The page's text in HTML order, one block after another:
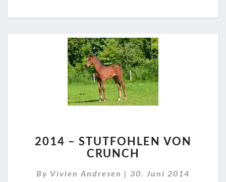
–
STUTFOHLEN
CRUNCH
2014 – STUTFOHLEN VON
CRUNCH
By Vivien Andresen | 30. Juni 2014